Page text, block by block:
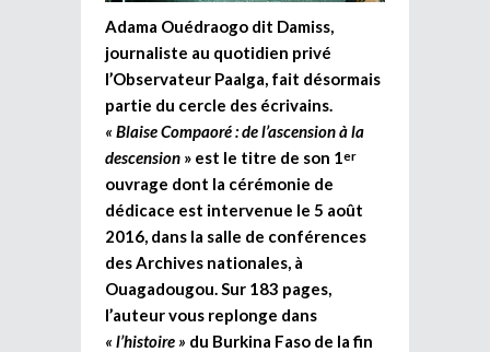
Adama Ouédraogo dit Damiss,
journaliste au quotidien privé
l’Observateur Paalga, fait désormais
partie du cercle des écrivains.
« Blaise Compaoré : de l’ascension à la
descension » est le titre de son 1er
ouvrage dont la cérémonie de
dédicace est intervenue le 5 août
2016, dans la salle de conférences
des Archives nationales, à
Ouagadougou. Sur 183 pages,
l’auteur vous replonge dans
« l’histoire » du Burkina Faso de la fin